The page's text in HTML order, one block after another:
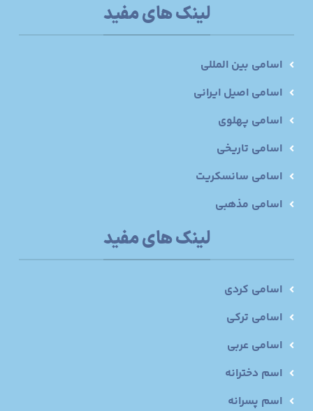
لینک های مفید
اسامی بین المللی
اسامی اصیل ایرانی
اسامی پهلوی
اسامی تاریخی
اسامی سانسکریت
اسامی مذهبی
لینک های مفید
اسامی کردی
اسامی ترکی
اسامی عربی
اسم دخترانه
اسم پسرانه